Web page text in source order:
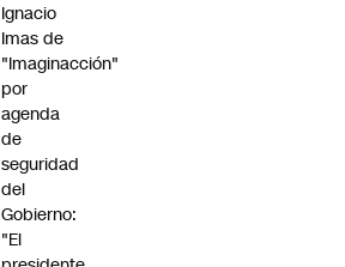
Ignacio
Imas de
"Imaginacción"
por
agenda
de
seguridad
del
Gobierno:
"El